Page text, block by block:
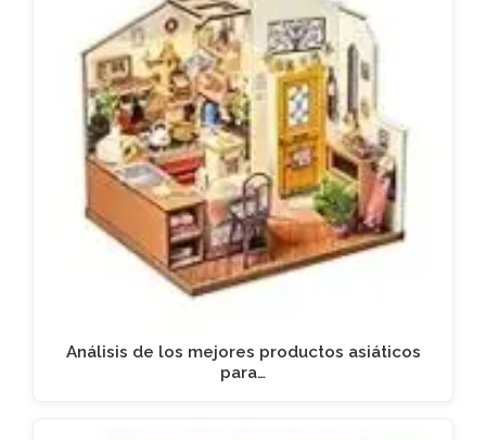
Análisis de los mejores productos asiáticos
para…